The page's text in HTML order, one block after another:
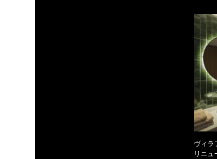
ヴィラ
リニュ